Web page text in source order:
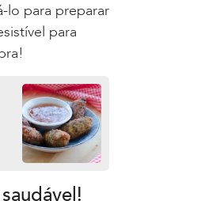
lo para preparar
para